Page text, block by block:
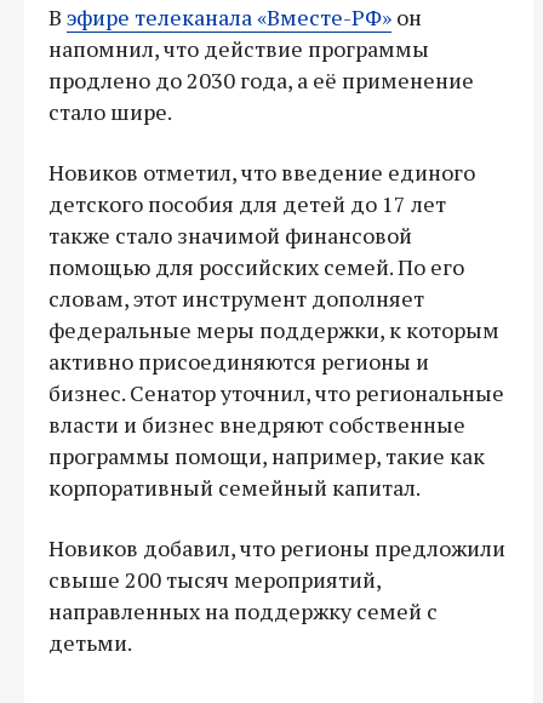
В эфире телеканала «Вместе-РФ» он
напомнил, что действие программы
продлено до 2030 года, а её применение
стало шире.
Новиков отметил, что введение единого
детского пособия для детей до 17 лет
также стало значимой финансовой
помощью для российских семей. По его
словам, этот инструмент дополняет
федеральные меры поддержки, к которым
активно присоединяются регионы и
бизнес. Сенатор уточнил, что региональные
власти и бизнес внедряют собственные
программы помощи, например, такие как
корпоративный семейный капитал.
Новиков добавил, что регионы предложили
свыше 200 тысяч мероприятий,
направленных на поддержку семей с
детьми.